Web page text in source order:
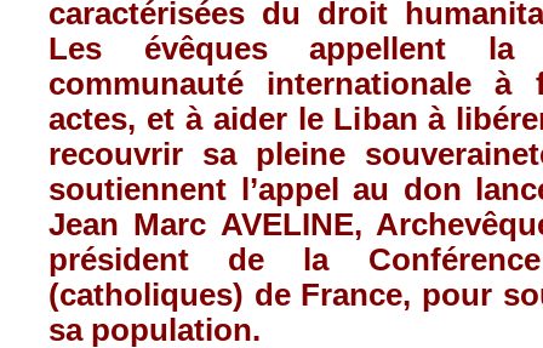
caractérisées du droit
Les évêques appellent
communauté internationale à
actes, et à aider le Liban à
recouvrir sa pleine
soutiennent l’appel au don
Jean Marc AVELINE,
président de la
(catholiques) de France, pour
sa population.